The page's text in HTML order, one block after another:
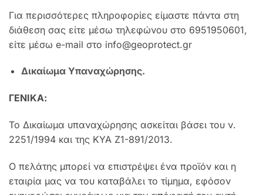
Για περισσότερες πληροφορίες είμαστε πάντα στη
διάθεση σας είτε μέσω τηλεφώνου στο 6951950601,
είτε μέσω e-mail στο info@geoprotect.gr
Δικαίωμα Υπαναχώρησης.
ΓΕΝΙΚΑ:
Το Δικαίωμα υπαναχώρησης ασκείται βάσει του ν.
2251/1994 και της ΚΥΑ Ζ1-891/2013.
Ο πελάτης μπορεί να επιστρέψει ένα προϊόν και η
εταιρία μας να του καταβάλει το τίμημα, εφόσον